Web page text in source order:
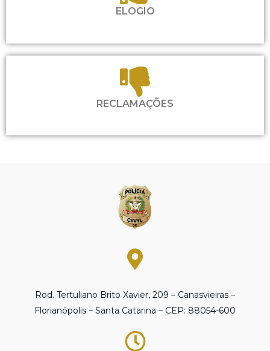
ELOGIO
RECLAMAÇÕES
Rod. Tertuliano Brito Xavier, 209 – Canasvieiras –
Florianópolis – Santa Catarina – CEP: 88054-600